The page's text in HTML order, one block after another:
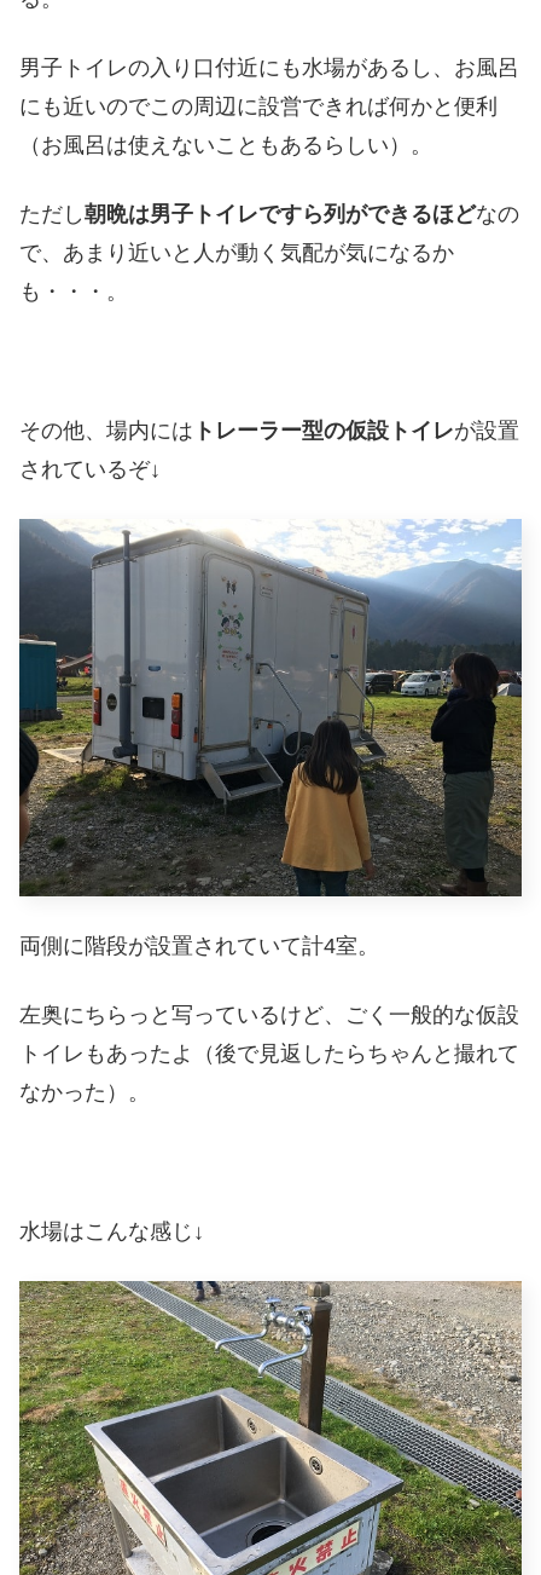
男子トイレの入り口付近にも水場があるし、お風呂
にも近いのでこの周辺に設営できれば何かと便利
（お風呂は使えないこともあるらしい）。
ただし朝晩は男子トイレですら列ができるほどなの
で、あまり近いと人が動く気配が気になるか
も・・・。
その他、場内には トレーラー型の仮設トイレが設置
されているぞ↓
両側に階段が設置されていて計4室。
左奥にちらっと写っているけど、ごく一般的な仮設
トイレもあったよ（後で見返したらちゃんと撮れて
なかった）。
水場はこんな感じ↓